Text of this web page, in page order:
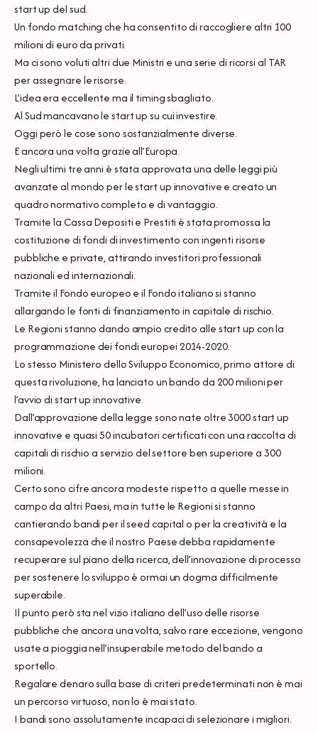
start up del sud.
Un fondo matching che ha consentito di raccogliere altri 100
milioni di euro da privati.
Ma ci sono voluti altri due Ministri e una serie di ricorsi al TAR
per assegnare le risorse.
L’idea era eccellente ma il timing sbagliato.
Al Sud mancavano le start up su cui investire.
Oggi però le cose sono sostanzialmente diverse.
E ancora una volta grazie all’Europa.
Negli ultimi tre anni è stata approvata una delle leggi più
avanzate al mondo per le start up innovative e creato un
quadro normativo completo e di vantaggio.
Tramite la Cassa Depositi e Prestiti è stata promossa la
costituzione di fondi di investimento con ingenti risorse
pubbliche e private, attirando investitori professionali
nazionali ed internazionali.
Tramite il Fondo europeo e il Fondo italiano si stanno
allargando le fonti di finanziamento in capitale di rischio.
Le Regioni stanno dando ampio credito alle start up con la
programmazione dei fondi europei 2014-2020.
Lo stesso Ministero dello Sviluppo Economico, primo attore di
questa rivoluzione, ha lanciato un bando da 200 milioni per
l’avvio di start up innovative.
Dall’approvazione della legge sono nate oltre 3000 start up
innovative e quasi 50 incubatori certificati con una raccolta di
capitali di rischio a servizio del settore ben superiore a 300
milioni.
Certo sono cifre ancora modeste rispetto a quelle messe in
campo da altri Paesi, ma in tutte le Regioni si stanno
cantierando bandi per il seed capital o per la creatività e la
consapevolezza che il nostro Paese debba rapidamente
recuperare sul piano della ricerca, dell’innovazione di processo
per sostenere lo sviluppo è ormai un dogma difficilmente
superabile.
Il punto però sta nel vizio italiano dell’uso delle risorse
pubbliche che ancora una volta, salvo rare eccezione, vengono
usate a pioggia nell’insuperabile metodo del bando a
sportello.
Regalare denaro sulla base di criteri predeterminati non è mai
un percorso virtuoso, non lo è mai stato.
I bandi sono assolutamente incapaci di selezionare i migliori.